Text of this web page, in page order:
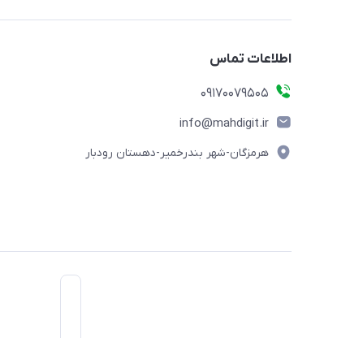
اطلاعات تماس
09170079505
info@mahdigit.ir
هرمزگان-شهر بندرخمیر-دهستان رودبار